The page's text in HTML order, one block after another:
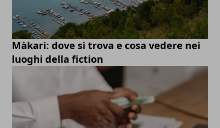
Màkari: dove si trova e cosa vedere nei
luoghi della fiction